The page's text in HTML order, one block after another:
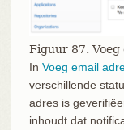
Figuur 87. Voeg
In Voeg email
verschillende
adres is
inhoudt dat